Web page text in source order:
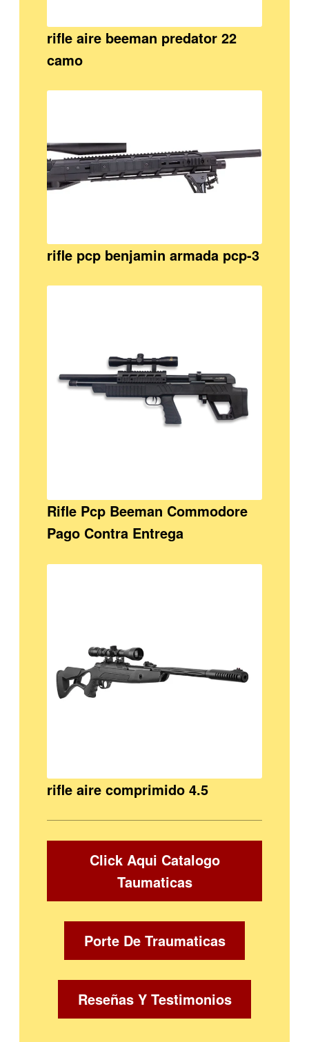
rifle aire beeman predator 22
camo
rifle pcp benjamin armada pcp-3
Rifle Pcp Beeman Commodore
Pago Contra Entrega
rifle aire comprimido 4.5
Click Aqui Catalogo
Taumaticas
Porte De Traumaticas
Reseñas Y Testimonios